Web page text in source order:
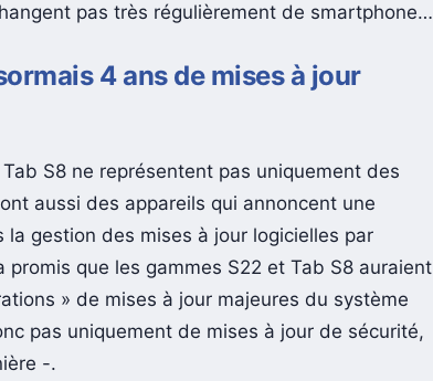
pas très régulièrement de smartphone…
4 ans de mises à jour
S8 ne représentent pas uniquement des
aussi des appareils qui annoncent une
gestion des mises à jour logicielles par
promis que les gammes S22 et Tab S8 auraient
» de mises à jour majeures du système
pas uniquement de mises à jour de sécurité,
-.